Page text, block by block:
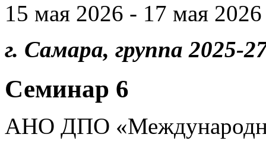
15 мая 2026 - 17 мая 2026
г. Самара, группа 2025-
Семинар 6
АНО ДПО